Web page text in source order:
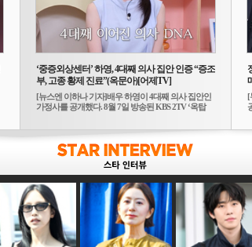
‘중증외상센터’ 하영, 4대째 의사 집안 인증 “증조
부, 고종 황제 진료”(옥문아)[어제TV]
[뉴스엔 이하나 기자]배우 하영이 4대째 의사 집안인
가정사를 공개했다. 8월 7일 방송된 KBS 2TV ‘옥탑
[